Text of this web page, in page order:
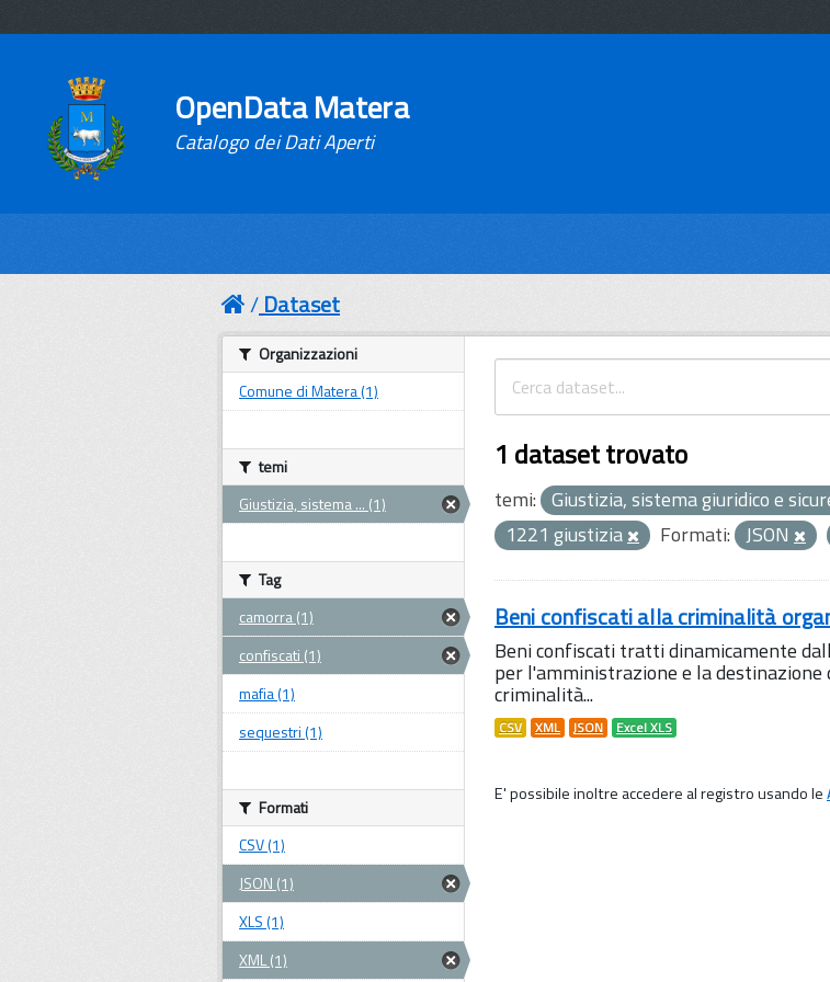
OpenData Matera
Catalogo dei Dati Aperti
Dataset
1 dataset trovato
temi: Giustizia, sistema giuridico e
1221 giustizia
Formati: JSON
Beni confiscati alla criminalità
Beni confiscati tratti dinamicamente
per l'amministrazione e la
criminalità...
CSV XML JSON Excel XLS
E' possibile inoltre accedere al registro usando le
Organizzazioni
Comune di Matera (1)
temi
Giustizia, sistema ... (1)
Tag
camorra (1)
confiscati (1)
mafia (1)
sequestri (1)
Formati
CSV (1)
JSON (1)
XLS (1)
XML (1)